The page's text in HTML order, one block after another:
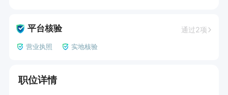
平台核验 通过2项
营业执照 实地核验
职位详情